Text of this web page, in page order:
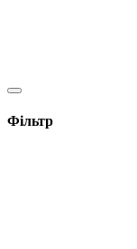
Фільтр